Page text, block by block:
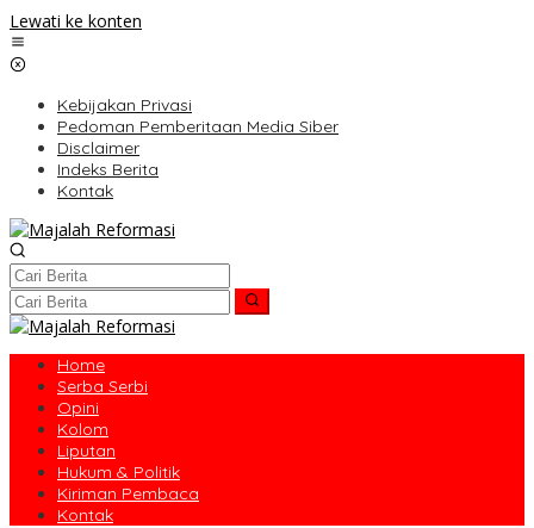
Lewati ke konten
Kebijakan Privasi
Pedoman Pemberitaan Media Siber
Disclaimer
Indeks Berita
Kontak
Home
Serba Serbi
Opini
Kolom
Liputan
Hukum & Politik
Kiriman Pembaca
Kontak